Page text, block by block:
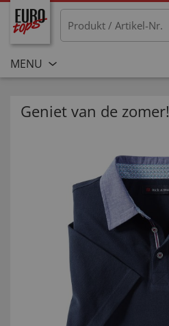
MENU
Geniet van de zomer!